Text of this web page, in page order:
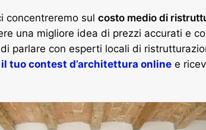
concentreremo sul costo medio di
una migliore idea di prezzi accurati e
parlare con esperti locali di
tuo contest d’architettura online e